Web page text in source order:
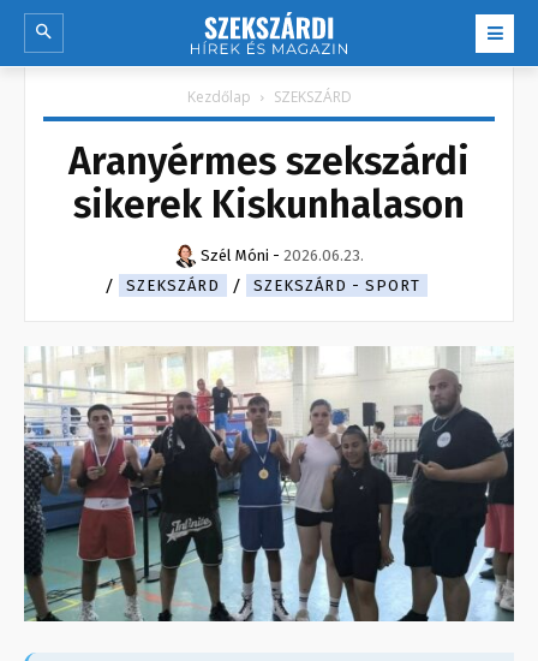
Kezdőlap SZEKSZÁRD
Aranyérmes szekszárdi
sikerek Kiskunhalason
Szél Móni - 2026.06.23.
SZEKSZÁRD
SZEKSZÁRD - SPORT